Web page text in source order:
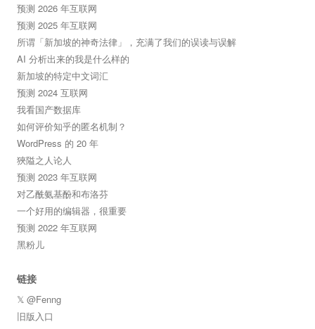
预测 2026 年互联网
预测 2025 年互联网
所谓「新加坡的神奇法律」，充满了我们的误读与误解
AI 分析出来的我是什么样的
新加坡的特定中文词汇
预测 2024 互联网
我看国产数据库
如何评价知乎的匿名机制？
WordPress 的 20 年
狹隘之人论人
预测 2023 年互联网
对乙酰氨基酚和布洛芬
一个好用的编辑器，很重要
预测 2022 年互联网
黑粉儿
链接
𝕏 @Fenng
旧版入口